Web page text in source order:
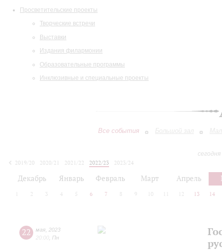
Просветительские проекты
Творческие встречи
Выставки
Издания филармонии
Образовательные программы
Инклюзивные и специальные проекты
Все события Большой зал
2019/20
2020/21 2021/22 2022/23
2023/24
Декабрь Январь Февраль Март Апрель
2 3 4 5 6 7 8 9 10 12 13 14
22 мая 2023
20:00 Пн